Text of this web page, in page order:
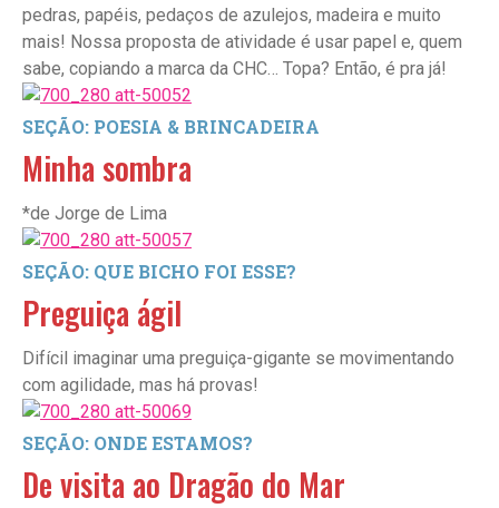
pedras, papéis, pedaços de azulejos, madeira e muito
mais! Nossa proposta de atividade é usar papel e, quem
sabe, copiando a marca da CHC… Topa? Então, é pra já!
SEÇÃO: POESIA & BRINCADEIRA
Minha sombra
*de Jorge de Lima
SEÇÃO: QUE BICHO FOI ESSE?
Preguiça ágil
Difícil imaginar uma preguiça-gigante se movimentando
com agilidade, mas há provas!
SEÇÃO: ONDE ESTAMOS?
De visita ao Dragão do Mar